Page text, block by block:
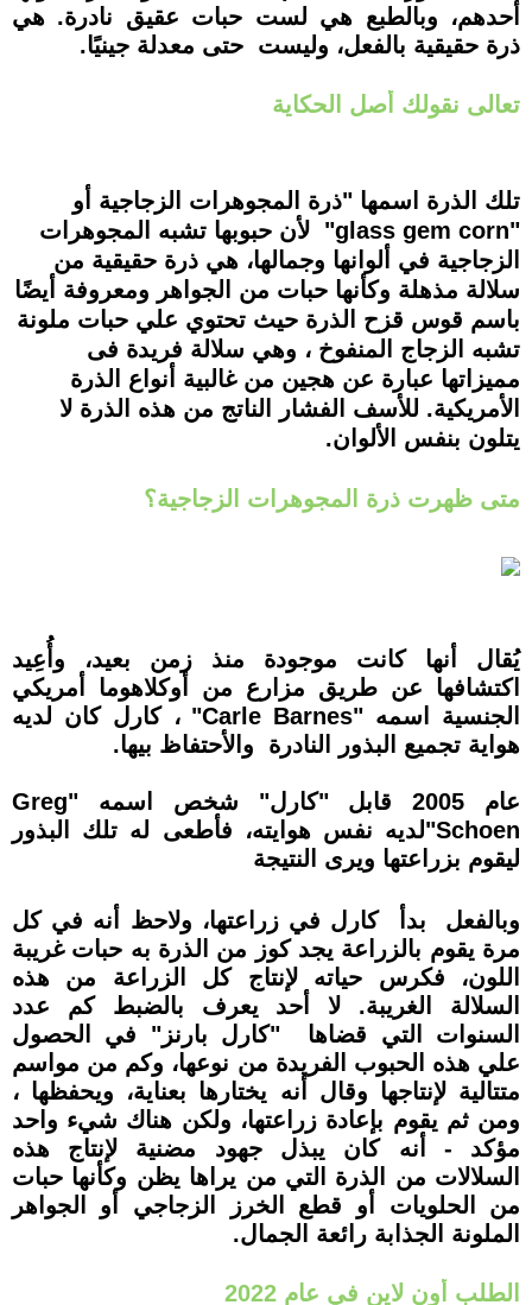
أحدهم، وبالطبع هي لست حبات عقيق نادرة. هي
ذرة حقيقية بالفعل، وليست حتى معدلة جينيًا.
تعالى نقولك أصل الحكاية
تلك الذرة اسمها "ذرة المجوهرات الزجاجية أو
"glass gem corn" لأن حبوبها تشبه المجوهرات
الزجاجية في ألوانها وجمالها، هي ذرة حقيقية من
سلالة مذهلة وكأنها حبات من الجواهر ومعروفة أيضًا
باسم قوس قزح الذرة حيث تحتوي علي حبات ملونة
تشبه الزجاج المنفوخ ، وهي سلالة فريدة فى
مميزاتها عبارة عن هجين من غالبية أنواع الذرة
الأمريكية. للأسف الفشار الناتج من هذه الذرة لا
يتلون بنفس الألوان.
متى ظهرت ذرة المجوهرات الزجاجية؟
يُقال أنها كانت موجودة منذ زمن بعيد، وأُعِيد
اكتشافها عن طريق مزارع من أوكلاهوما أمريكي
الجنسية اسمه "Carle Barnes" ، كارل كان لديه
هواية تجميع البذور النادرة والأحتفاظ بيها.
عام 2005 قابل "كارل" شخص اسمه "Greg
Schoen"لديه نفس هوايته، فأطعى له تلك البذور
ليقوم بزراعتها ويرى النتيجة
وبالفعل بدأ كارل في زراعتها، ولاحظ أنه في كل
مرة يقوم بالزراعة يجد كوز من الذرة به حبات غريبة
اللون، فكرس حياته لإنتاج كل الزراعة من هذه
السلالة الغريبة. لا أحد يعرف بالضبط كم عدد
السنوات التي قضاها "كارل بارنز" في الحصول
علي هذه الحبوب الفريدة من نوعها، وكم من مواسم
متتالية لإنتاجها وقال أنه يختارها بعناية، ويحفظها ،
ومن ثم يقوم بإعادة زراعتها، ولكن هناك شيء واحد
مؤكد - أنه كان يبذل جهود مضنية لإنتاج هذه
السلالات من الذرة التي من يراها يظن وكأنها حبات
من الحلويات أو قطع الخرز الزجاجي أو الجواهر
الملونة الجذابة رائعة الجمال.
الطلب أون لاين في عام 2022